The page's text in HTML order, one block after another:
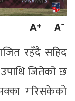
रहँदै सहिद
जितेको छ
गरिसकेको